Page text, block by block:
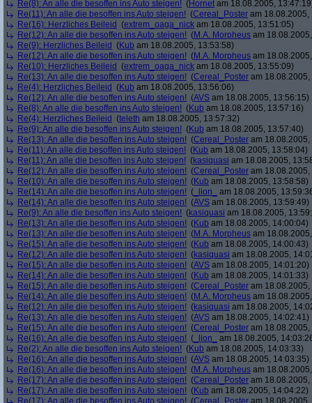
Re(8): An alle die besoffen ins Auto steigen! (Hornet am 18.08.2005,
Re(11): An alle die besoffen ins Auto steigen! (Cereal_Poster am 18.08.2005,
Re(16): Herzliches Beileid (extrem_oaga_nick am 18.08.2005, 13:51:05)
Re(12): An alle die besoffen ins Auto steigen! (M.A. Morpheus am
Re(9): Herzliches Beileid (Kub am 18.08.2005, 13:53:58)
Re(12): An alle die besoffen ins Auto steigen! (M.A. Morpheus am
Re(10): Herzliches Beileid (extrem_oaga_nick am 18.08.2005, 13:55:09)
Re(13): An alle die besoffen ins Auto steigen! (Cereal_Poster am
Re(4): Herzliches Beileid (Kub am 18.08.2005, 13:56:06)
Re(12): An alle die besoffen ins Auto steigen! (AVS am 18.08.2005, 13:56:15)
Re(8): An alle die besoffen ins Auto steigen! (Kub am 18.08.2005, 13:57:16)
Re(4): Herzliches Beileid (teleth am 18.08.2005, 13:57:32)
Re(9): An alle die besoffen ins Auto steigen! (Kub am 18.08.2005, 13:57:40)
Re(13): An alle die besoffen ins Auto steigen! (Cereal_Poster am
Re(11): An alle die besoffen ins Auto steigen! (Kub am 18.08.2005, 13:58:04)
Re(11): An alle die besoffen ins Auto steigen! (kasiquasi am 18.08.2005,
Re(12): An alle die besoffen ins Auto steigen! (Cereal_Poster am
Re(10): An alle die besoffen ins Auto steigen! (Kub am 18.08.2005, 13:58:58)
Re(14): An alle die besoffen ins Auto steigen! ( _lion_
am 18.08.2005,
Re(14): An alle die besoffen ins Auto steigen! (AVS am 18.08.2005, 13:59:49)
Re(9): An alle die besoffen ins Auto steigen! (kasiquasi am 18.08.2005,
Re(13): An alle die besoffen ins Auto steigen! (Kub am 18.08.2005, 14:00:04)
Re(13): An alle die besoffen ins Auto steigen! (M.A. Morpheus am
Re(15): An alle die besoffen ins Auto steigen! (Kub am 18.08.2005, 14:00:43)
Re(12): An alle die besoffen ins Auto steigen! (kasiquasi am 18.08.2005,
Re(15): An alle die besoffen ins Auto steigen! (AVS am 18.08.2005, 14:01:20)
Re(14): An alle die besoffen ins Auto steigen! (Kub am 18.08.2005, 14:01:33)
Re(15): An alle die besoffen ins Auto steigen! (Cereal_Poster am
Re(14): An alle die besoffen ins Auto steigen! (M.A. Morpheus am
Re(12): An alle die besoffen ins Auto steigen! (kasiquasi am 18.08.2005,
Re(13): An alle die besoffen ins Auto steigen! (AVS am 18.08.2005, 14:02:41)
Re(15): An alle die besoffen ins Auto steigen! (Cereal_Poster am
Re(16): An alle die besoffen ins Auto steigen! ( _lion_
am 18.08.2005,
Re(2): An alle die besoffen ins Auto steigen! (Kub am 18.08.2005, 14:03:33)
Re(16): An alle die besoffen ins Auto steigen! (AVS am 18.08.2005, 14:03:35)
Re(16): An alle die besoffen ins Auto steigen! (M.A. Morpheus am
Re(17): An alle die besoffen ins Auto steigen! (Cereal_Poster am
Re(17): An alle die besoffen ins Auto steigen! (Kub am 18.08.2005, 14:04:22)
Re(17): An alle die besoffen ins Auto steigen! (Cereal_Poster am